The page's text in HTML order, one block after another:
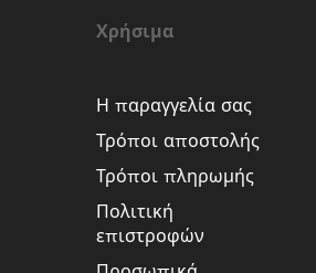
Χρήσιμα
Η παραγγελία σας
Τρόποι αποστολής
Τρόποι πληρωμής
Πολιτική
επιστροφών